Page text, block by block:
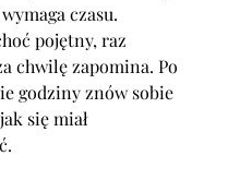
czasu.
pojętny, raz
chwilę zapomina. Po
godziny znów sobie
się miał